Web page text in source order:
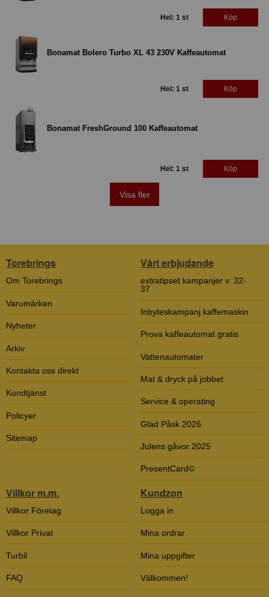
Hel: 1 st Köp
Bonamat Bolero Turbo XL 43 230V Kaffeautomat
Hel: 1 st Köp
Bonamat FreshGround 100 Kaffeautomat
Hel: 1 st Köp
Visa fler
Torebrings
Om Torebrings
Varumärken
Nyheter
Arkiv
Kontakta oss direkt
Kundtjänst
Policyer
Sitemap
Vårt erbjudande
extratipset kampanjer v. 32-
37
Inbyteskampanj kaffemaskin
Prova kaffeautomat gratis
Vattenautomater
Mat & dryck på jobbet
Service & operating
Glad Påsk 2026
Julens gåvor 2025
PresentCard©
Villkor m.m.
Villkor Företag
Villkor Privat
Turbil
FAQ
Kundzon
Logga in
Mina ordrar
Mina uppgifter
Välkommen!